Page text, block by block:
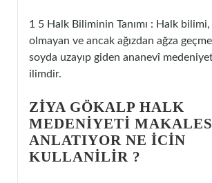
1 5 Halk Biliminin Tanımı : Halk bilimi,
olmayan ve ancak ağızdan ağza
soyda uzayıp giden ananevî
ilimdir.
ZIYA GÖKALP HALK
MEDENIYETI
ANLATIYOR NE ICIN
KULLANILIR ?